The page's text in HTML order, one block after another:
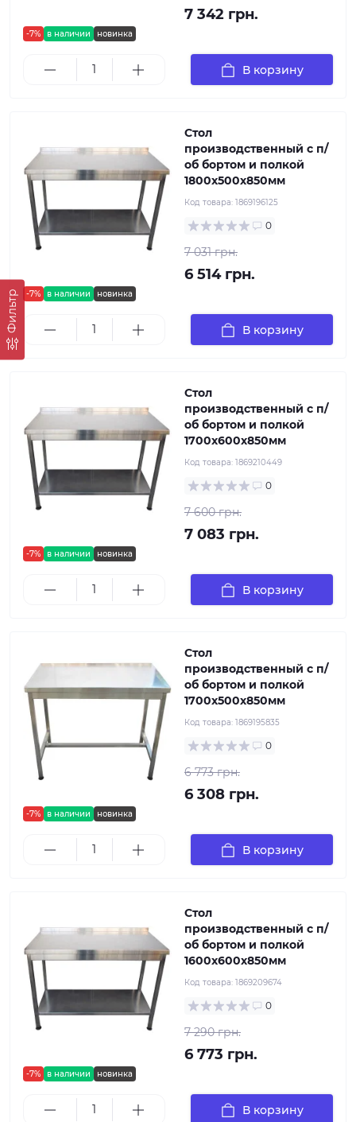
Фильтр
-7% в наличии новинка
7 342 грн.
В корзину
-7% в наличии новинка
Стол
производственный с п/
об бортом и полкой
1800х500х850мм
Код товара: 1869196125
0
7 031 грн.
6 514 грн.
В корзину
-7% в наличии новинка
Стол
производственный с п/
об бортом и полкой
1700х600х850мм
Код товара: 1869210449
0
7 600 грн.
7 083 грн.
В корзину
-7% в наличии новинка
Стол
производственный с п/
об бортом и полкой
1700х500х850мм
Код товара: 1869195835
0
6 773 грн.
6 308 грн.
В корзину
-7% в наличии новинка
Стол
производственный с п/
об бортом и полкой
1600х600х850мм
Код товара: 1869209674
0
7 290 грн.
6 773 грн.
В корзину